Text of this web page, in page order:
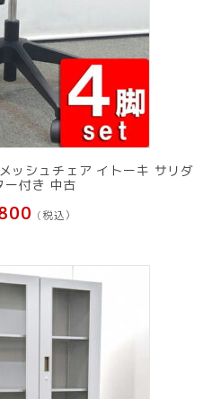
ッシュチェア イトーキ サリダ
ー付き 中古
(税込）